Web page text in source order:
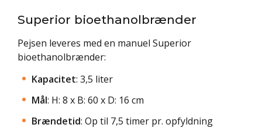
Superior bioethanolbrænder
Pejsen leveres med en manuel Superior
bioethanolbrænder:
Kapacitet: 3,5 liter
Mål: H: 8 x B: 60 x D: 16 cm
Brændetid: Op til 7,5 timer pr. opfyldning